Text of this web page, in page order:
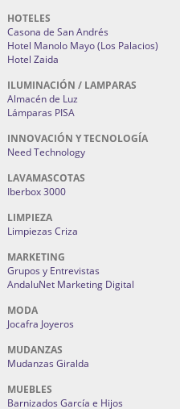
HOTELES
Casona de San Andrés
Hotel Manolo Mayo (Los Palacios)
Hotel Zaida
ILUMINACIÓN / LAMPARAS
Almacén de Luz
Lámparas PISA
INNOVACIÓN Y TECNOLOGÍA
Need Technology
LAVAMASCOTAS
Iberbox 3000
LIMPIEZA
Limpiezas Criza
MARKETING
Grupos y Entrevistas
AndaluNet Marketing Digital
MODA
Jocafra Joyeros
MUDANZAS
Mudanzas Giralda
MUEBLES
Barnizados García e Hijos